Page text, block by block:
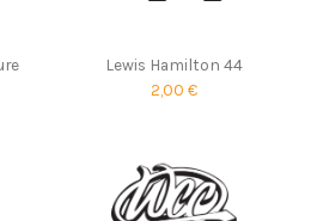
Lewis Hamilton 44
2,00 €